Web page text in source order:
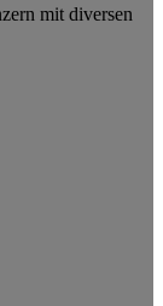
mit diversen